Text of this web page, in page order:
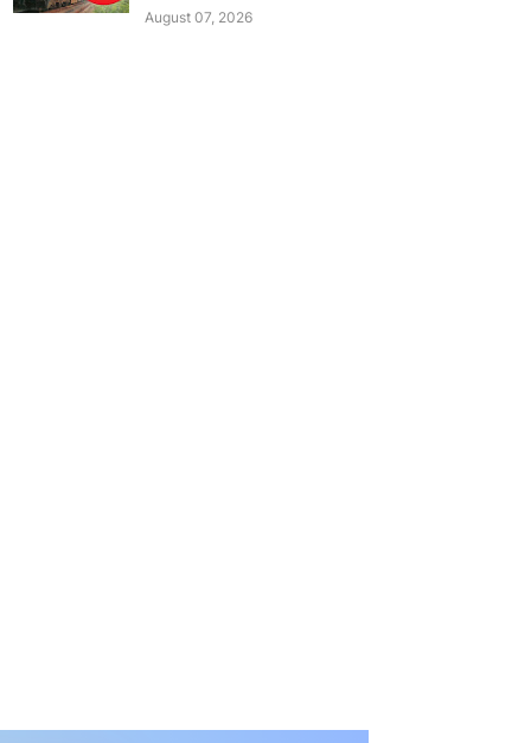
August 07, 2026